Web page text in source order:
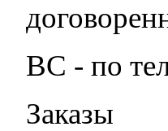
ВС - по
Заказы